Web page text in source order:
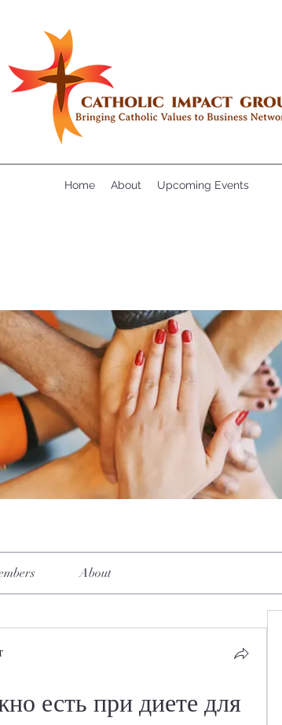
Home About Upcoming Events
About
есть при диете для